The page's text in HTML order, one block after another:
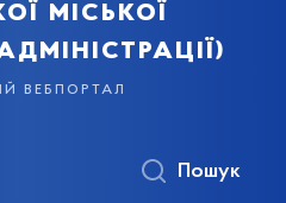
міської
вебпортал
Пошук